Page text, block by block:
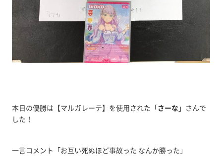
本日の優勝は【マルガレーテ】を使用された「さーな 」さんで
した！
一言コメント「お互い死ぬほど事故った なんか勝った」